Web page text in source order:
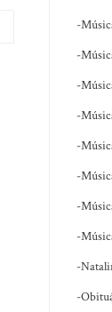
-
-
-
-
-
-
-
-
-
-